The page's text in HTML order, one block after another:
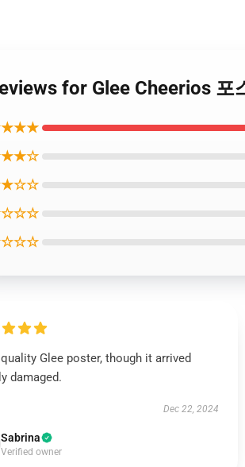
for Glee Cheerios 포
Glee poster, though it arrived
damaged.
Dec 22, 2024
Sabrina
Verified owner